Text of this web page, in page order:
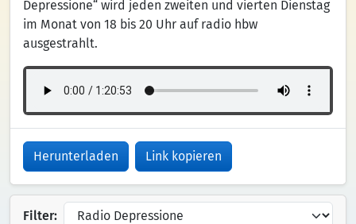
Depressione“ wird jeden zweiten und vierten Dienstag
im Monat von 18 bis 20 Uhr auf radio hbw
ausgestrahlt.
Herunterladen Link kopieren
Filter: